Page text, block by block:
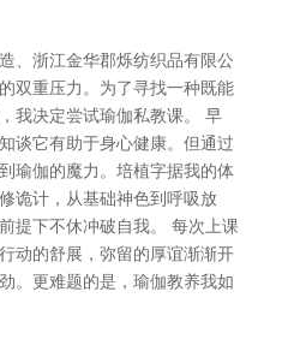
、浙江金华郡烁纺织品有限公
双重压力。为了寻找一种既能
我决定尝试瑜伽私教课。 早
谈它有助于身心健康。但通过
瑜伽的魔力。培植字据我的体
诡计，从基础神色到呼吸放
提下不休冲破自我。 每次上课
动的舒展，弥留的厚谊渐渐开
。更难题的是，瑜伽教养我如